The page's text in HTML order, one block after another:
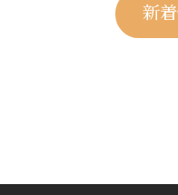
新